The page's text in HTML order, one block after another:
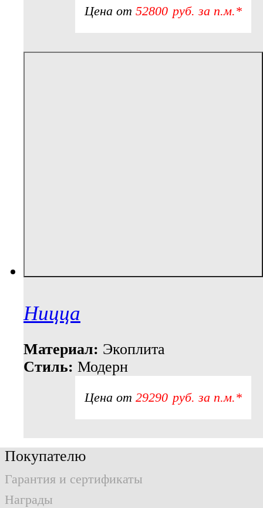
Цена от 52800 руб. за п.м.*
Ницца
Материал: Экоплита
Стиль: Модерн
Цена от 29290 руб. за п.м.*
Покупателю
Гарантия и сертификаты
Награды